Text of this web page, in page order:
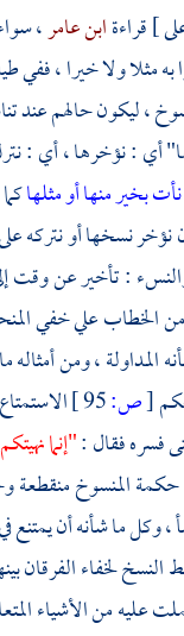
] قراءةابن عامر،
مثلا ولا خيرا ، ففي
، ليكون حالهم عند
أي : نؤخرها ، أي :
نأت بخير منها أو مثلها
نؤخر نسخها أو نتركه
: تأخير عن وقت
علي خفي
المداولة ، ومن
[ص:
فسره فقال :"إنما
المنسوخ منقطعة
، وكل ما شأنه أن
لخفاء الفرقان
من الأشياء